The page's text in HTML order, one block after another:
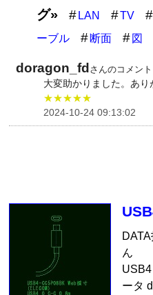
グ»
LAN TV
ーブル
断面 図
doragon_fd さんのコメント
大変助かりました。あり
★★★★★
2024-10-24 09:13:02
DATA
ん
ータ